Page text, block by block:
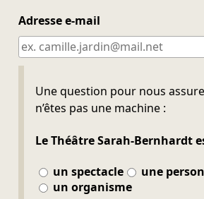
Adresse e-mail
Une question pour nous
n’êtes pas une machine :
Le Théâtre Sarah-Bernhardt
un spectacle
une
un organisme
Ne pas remplir